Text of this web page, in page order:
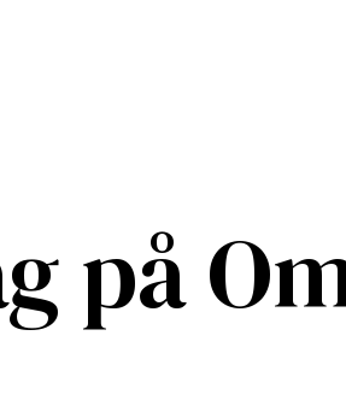
på